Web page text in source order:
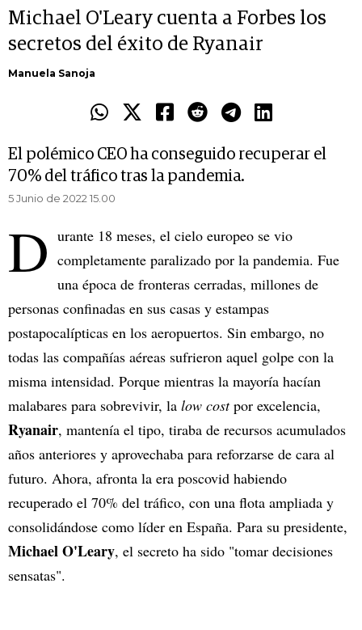
Michael O'Leary cuenta a Forbes los
secretos del éxito de Ryanair
Manuela Sanoja
El polémico CEO ha conseguido recuperar el
70% del tráfico tras la pandemia.
5 Junio de 2022 15.00
D urante 18 meses, el cielo europeo se vio
completamente paralizado por la pandemia. Fue
una época de fronteras cerradas, millones de
personas confinadas en sus casas y estampas
postapocalípticas en los aeropuertos. Sin embargo, no
todas las compañías aéreas sufrieron aquel golpe con la
misma intensidad. Porque mientras la mayoría hacían
malabares para sobrevivir, la low costpor excelencia,
Ryanair, mantenía el tipo, tiraba de recursos acumulados
años anteriores y aprovechaba para reforzarse de cara al
futuro. Ahora, afronta la era poscovid habiendo
recuperado el 70% del tráfico, con una flota ampliada y
consolidándose como líder en España. Para su presidente,
Michael O'Leary, el secreto ha sido "tomar decisiones
sensatas".